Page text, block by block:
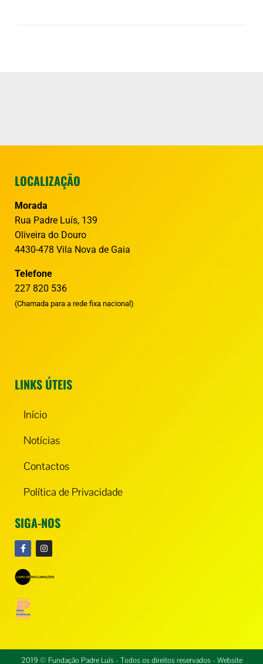
LOCALIZAÇÃO
Morada
Rua Padre Luís, 139
Oliveira do Douro
4430-478 Vila Nova de Gaia
Telefone
227 820 536
(Chamada para a rede fixa nacional)
LINKS ÚTEIS
Início
Notícias
Contactos
Política de Privacidade
SIGA-NOS
2019 © Fundação Padre Luís - Todos os direitos reservados - Website